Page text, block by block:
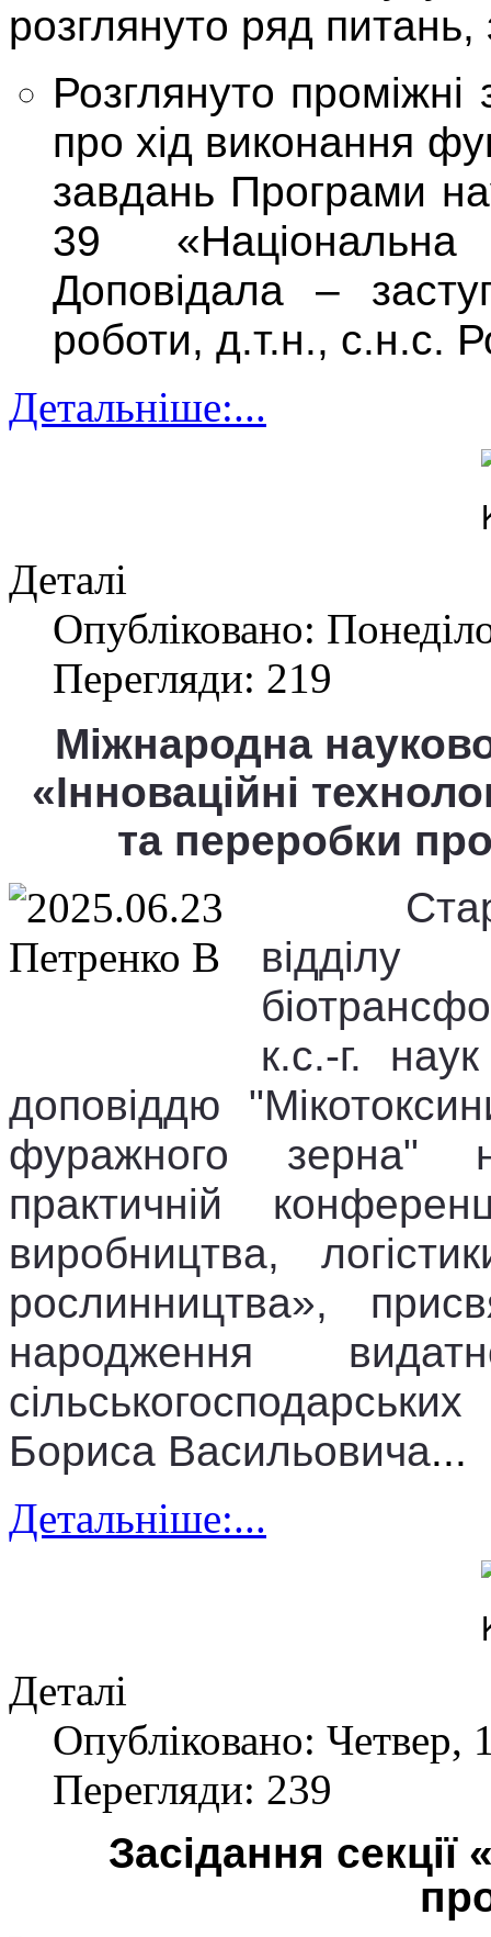
розглянуто ряд
Розглянуто проміжні
про хід виконання
завдань Програми
39
Доповідала –
роботи, д.т.н., с.н.с.
Детальніше:...
Деталі
Опубліковано:
Перегляди: 219
Міжнародна
«Інноваційні
та переробки
к.с.-г.
доповіддю
фуражного зерна"
практичній
виробництва,
рослинництва»,
народження
Бориса Васильовича...
Детальніше:...
Деталі
Опубліковано: Четвер,
Перегляди: 239
Засідання секції